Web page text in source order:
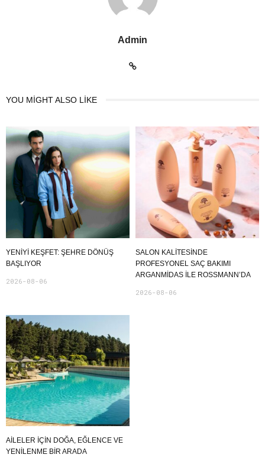
Admin
YOU MIGHT ALSO LIKE
YENIYI KEŞFET: ŞEHRE DÖNÜŞ
BAŞLIYOR
2026-08-06
SALON KALITESINDE
PROFESYONEL SAÇ BAKIMI
ARGANMIDAS ILE ROSSMANN’DA
2026-08-06
AILELER İÇIN DOĞA, EĞLENCE VE
YENILENME BIR ARADA